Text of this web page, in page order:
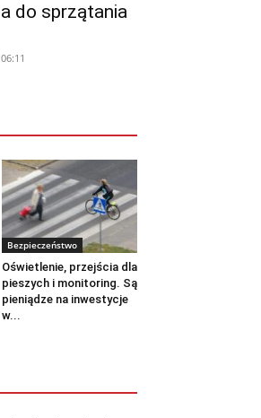
do sprzątania
Bezpieczeństwo
Oświetlenie, przejścia dla
pieszych i monitoring. Są
pieniądze na inwestycje
w...